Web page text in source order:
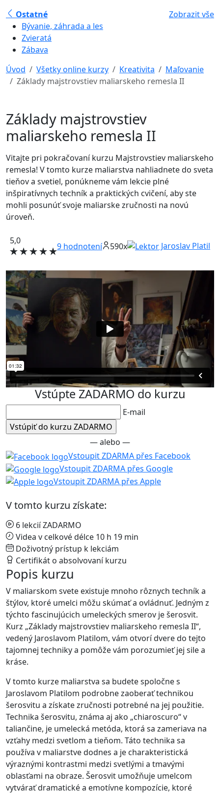
Ostatné
Zobrazit vše
Bývanie, záhrada a les
Zvieratá
Zábava
Úvod
Všetky online kurzy Kreativita
Maľovanie
Základy majstrovstiev maliarskeho remesla II
Základy majstrovstiev
maliarskeho remesla II
Vitajte pri pokračovaní kurzu Majstrovstiev maliarskeho
remesla! V tomto kurze maliarstva nahliadnete do sveta
tieňov a svetiel, ponúkneme vám lekcie plné
inšpiratívnych techník a praktických cvičení, aby ste
mohli posunúť svoje maliarske zručnosti na novú
úroveň.
5,0
9 hodnotení 590x Jaroslav Platil
Vstúpte ZADARMO do kurzu
E-mail
— alebo —
Vstoupit ZDARMA přes Facebook
Vstoupit ZDARMA přes Google
Vstoupit ZDARMA přes Apple
V tomto kurzu získate:
6 lekcií ZADARMO
Videa v celkové délce 10 h 19 min
Doživotný prístup k lekciám
Certifikát o absolvovaní kurzu
Popis kurzu
V maliarskom svete existuje mnoho rôznych techník a
štýlov, ktoré umelci môžu skúmať a ovládnuť. Jedným z
týchto fascinujúcich umeleckých smerov je šerosvit.
Kurz „Základy majstrovstiev maliarskeho remesla II“,
vedený Jaroslavom Platilom, vám otvorí dvere do tejto
tajomnej techniky a pomôže vám porozumieť jej sile a
kráse.
V tomto kurze maliarstva sa budete spoločne s
Jaroslavom Platilom podrobne zaoberať technikou
šerosvitu a získate zručnosti potrebné na jej použitie.
Technika šerosvitu, známa aj ako „chiaroscuro“ v
taliančine, je umelecká metóda, ktorá sa zameriava na
vzťahy medzi svetlom a tieňom. Táto technika sa
používa v maliarstve dodnes a je charakteristická
výraznými kontrastmi medzi svetlými a tmavými
oblasťami na obraze. Šerosvit umožňuje umelcom
vytvárať dramatické a emotívne kompozície, ktoré